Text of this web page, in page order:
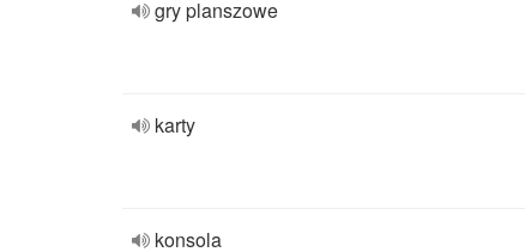
gry planszowe
karty
konsola